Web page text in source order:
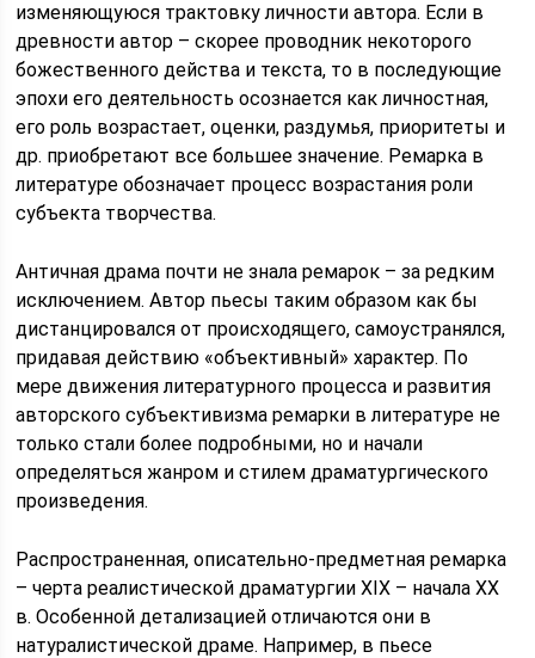
изменяющуюся трактовку личности автора. Если в
древности автор – скорее проводник некоторого
божественного действа и текста, то в последующие
эпохи его деятельность осознается как личностная,
его роль возрастает, оценки, раздумья, приоритеты и
др. приобретают все большее значение. Ремарка в
литературе обозначает процесс возрастания роли
субъекта творчества.
Античная драма почти не знала ремарок – за редким
исключением. Автор пьесы таким образом как бы
дистанцировался от происходящего, самоустранялся,
придавая действию «объективный» характер. По
мере движения литературного процесса и развития
авторского субъективизма ремарки в литературе не
только стали более подробными, но и начали
определяться жанром и стилем драматургического
произведения.
Распространенная, описательно-предметная ремарка
– черта реалистической драматургии XIX – начала XX
в. Особенной детализацией отличаются они в
натуралистической драме. Например, в пьесе